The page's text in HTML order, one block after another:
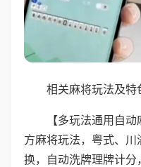
相关麻将玩法及特
【多玩法通用自
方麻将玩法，粤式、
换，自动洗牌理牌计